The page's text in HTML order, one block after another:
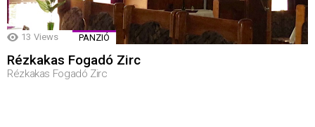
13 Views PANZIÓ
Rézkakas Fogadó Zirc
Rézkakas Fogadó Zirc